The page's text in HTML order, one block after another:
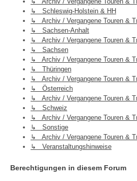
↳ Schleswig-Holstein & HH
↳ Archiv / Vergangene Touren &
↳ Sachsen-Anhalt
↳ Archiv / Vergangene Touren &
↳ Sachsen
↳ Archiv / Vergangene Touren &
↳ Thüringen
↳ Archiv / Vergangene Touren &
↳ Österreich
↳ Archiv / Vergangene Touren &
↳ Schweiz
↳ Archiv / Vergangene Touren &
↳ Sonstige
↳ Archiv / Vergangene Touren &
↳ Veranstaltungshinweise
Berechtigungen in diesem Forum